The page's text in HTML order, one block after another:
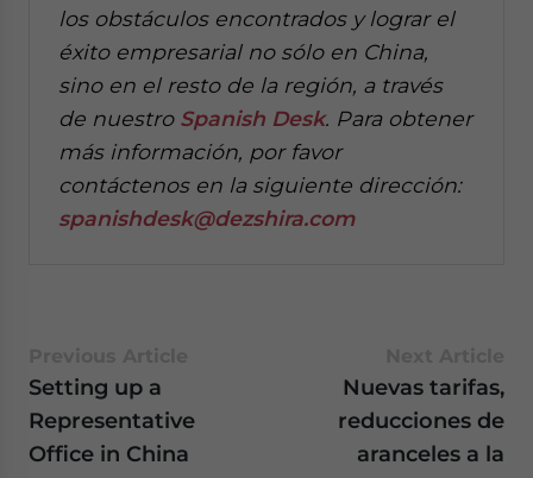
los obstáculos encontrados y lograr el
éxito empresarial no sólo en China,
sino en el resto de la región, a través
de nuestro Spanish Desk. Para obtener
más información, por favor
contáctenos en la siguiente dirección:
spanishdesk@dezshira.com
Setting up a
Representative
Office in China
Nuevas tarifas,
reducciones de
aranceles a la